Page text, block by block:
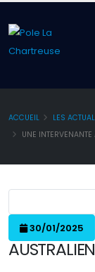
ACCUEIL
LES
UNE
30/01/2025